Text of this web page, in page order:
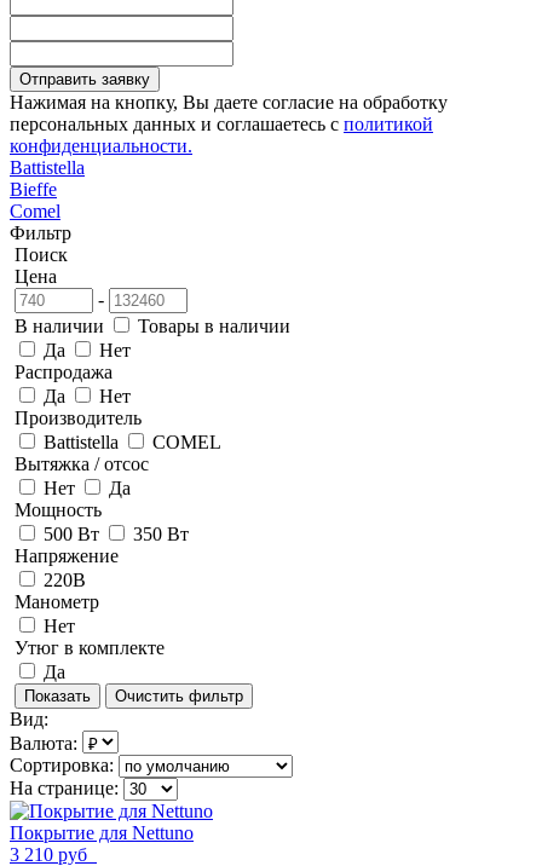
Отправить заявку
Нажимая на кнопку, Вы даете согласие на обработку
персональных данных и соглашаетесь с политикой
конфиденциальности.
Battistella
Bieffe
Comel
Фильтр
Поиск
Цена
-
В наличии
Товары в наличии
Да
Нет
Распродажа
Да
Нет
Производитель
Battistella
COMEL
Вытяжка / отсос
Нет
Да
Мощность
500 Вт
350 Вт
Напряжение
220В
Манометр
Нет
Утюг в комплекте
Да
Вид:
Валюта:
Сортировка:
На странице:
Покрытие для Nettuno
3 210 руб